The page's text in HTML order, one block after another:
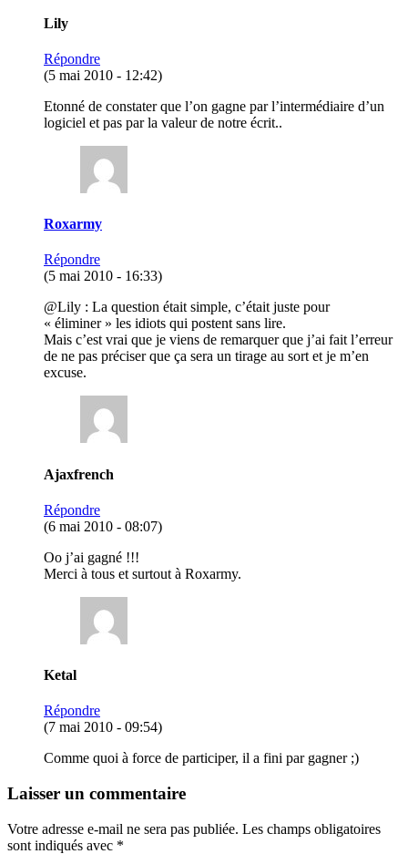
Lily
Répondre
(5 mai 2010 - 12:42)
Etonné de constater que l’on gagne par l’intermédiaire d’un
logiciel et pas par la valeur de notre écrit..
Roxarmy
Répondre
(5 mai 2010 - 16:33)
@Lily : La question était simple, c’était juste pour
« éliminer » les idiots qui postent sans lire.
Mais c’est vrai que je viens de remarquer que j’ai fait l’erreur
de ne pas préciser que ça sera un tirage au sort et je m’en
excuse.
Ajaxfrench
Répondre
(6 mai 2010 - 08:07)
Oo j’ai gagné !!!
Merci à tous et surtout à Roxarmy.
Ketal
Répondre
(7 mai 2010 - 09:54)
Comme quoi à force de participer, il a fini par gagner ;)
Laisser un commentaire
Votre adresse e-mail ne sera pas publiée. Les champs obligatoires
sont indiqués avec *